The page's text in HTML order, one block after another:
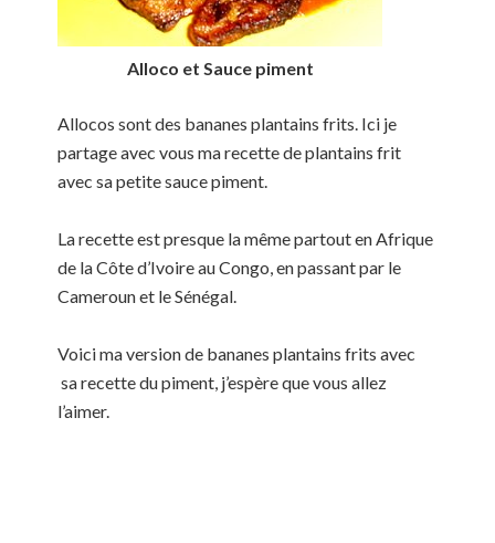
Alloco et Sauce piment
Allocos sont des bananes plantains frits. Ici je
partage avec vous ma recette de plantains frit
avec sa petite sauce piment.
La recette est presque la même partout en Afrique
de la Côte d’Ivoire au Congo, en passant par le
Cameroun et le Sénégal.
Voici ma version de bananes plantains frits avec
sa recette du piment, j’espère que vous allez
l’aimer.